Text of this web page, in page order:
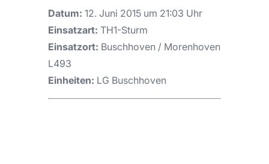
Datum: 12. Juni 2015 um 21:03 Uhr
Einsatzart: TH1-Sturm
Einsatzort: Buschhoven / Morenhoven
L493
Einheiten: LG Buschhoven